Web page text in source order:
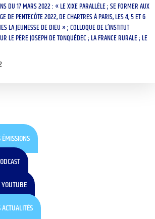
DU 17 MARS 2022 : « LE XIXE PARALLÈLE ; SE FORMER AUX
DE PENTECÔTE 2022, DE CHARTRES À PARIS, LES 4, 5 ET 6
LA JEUNESSE DE DIEU » ; COLLOQUE DE L’INSTITUT
LE PÈRE JOSEPH DE TONQUÉDEC ; LA FRANCE RURALE ; LE